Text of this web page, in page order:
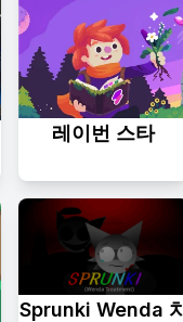
레이번 스타
Sprunki Wenda